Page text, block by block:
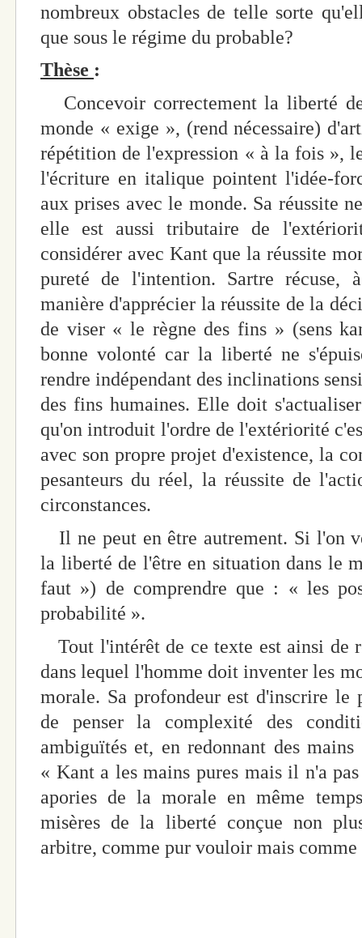
nombreux obstacles de telle sorte
que sous le régime du probable?
Thèse :
Concevoir correctement la liberté
monde « exige », (rend nécessaire)
répétition de l'expression « à la fois »,
l'écriture en italique pointent l'idée-
aux prises avec le monde. Sa réussite
elle est aussi tributaire de
considérer avec Kant que la réussite
pureté de l'intention. Sartre récuse,
manière d'apprécier la réussite de la
de viser « le règne des fins » (sens
bonne volonté car la liberté ne
rendre indépendant des inclinations
des fins humaines. Elle doit
qu'on introduit l'ordre de l'extériorité
avec son propre projet d'existence, la
pesanteurs du réel, la réussite de
circonstances.
Il ne peut en être autrement. Si l'on
la liberté de l'être en situation dans le
faut ») de comprendre que : « les
probabilité ».
Tout l'intérêt de ce texte est ainsi de
dans lequel l'homme doit inventer les
morale. Sa profondeur est d'inscrire le
de penser la complexité des
ambiguïtés et, en redonnant des
« Kant a les mains pures mais il n'a
apories de la morale en même
misères de la liberté conçue non
arbitre, comme pur vouloir mais